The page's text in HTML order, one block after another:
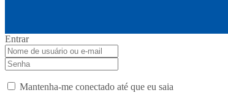
Entrar
Mantenha-me conectado até que eu saia